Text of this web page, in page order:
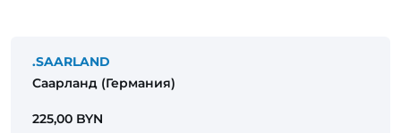
.SAARLAND
Саарланд (Германия)
225,00 BYN